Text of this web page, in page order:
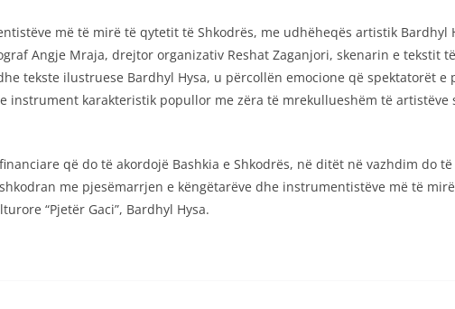
më të mirë të qytetit të Shkodrës, me udhëheqës artistik Bardhyl
Angje Mraja, drejtor organizativ Reshat Zaganjori, skenarin e tekstit
tekste ilustruese Bardhyl Hysa, u përcollën emocione që spektatorët
karakteristik popullor me zëra të mrekullueshëm të artistëve
që do të akordojë Bashkia e Shkodrës, në ditët në vazhdim do
me pjesëmarrjen e këngëtarëve dhe instrumentistëve më të
“Pjetër Gaci”, Bardhyl Hysa.